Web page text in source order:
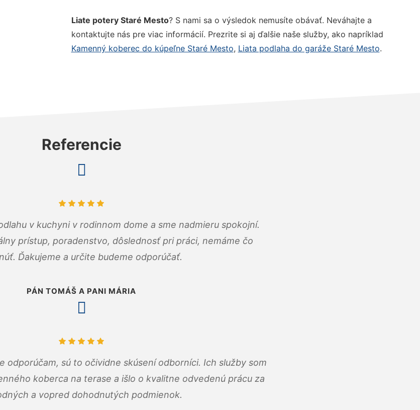
Liate potery Staré Mesto? S nami sa o výsledok nemusíte obávať. Neváhajte a
kontaktujte nás pre viac informácií. Prezrite si aj ďalšie naše služby, ako napríklad
Kamenný koberec do kúpeľne Staré Mesto, Liata podlaha do garáže Staré Mesto.
Referencie
v kuchyni v rodinnom dome a sme nadmieru spokojní.
prístup, poradenstvo, dôslednosť pri práci, nemáme čo
Ďakujeme a určite budeme odporúčať.
PÁN TOMÁŠ A PANI MÁRIA
odporúčam, sú to očividne skúsení odborníci. Ich služby som
koberca na terase a išlo o kvalitne odvedenú prácu za
a vopred dohodnutých podmienok.